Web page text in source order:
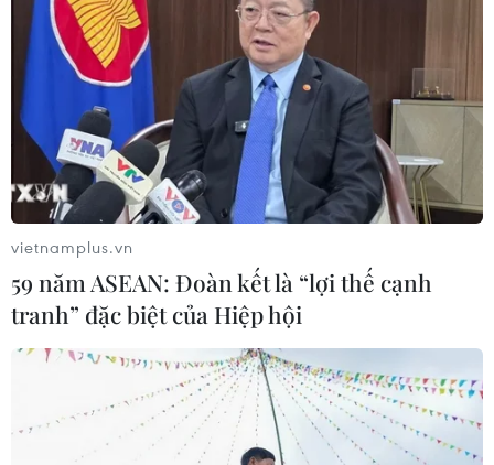
07/07/2026 12:36
Quán triệt chỉ đạo của Thủ tướng Lê Minh Hưng tại buổi
Lễ "tuyệt đối không dừng lại khi hài cốt các liệt sỹ chưa
được quy tập đầy đủ," phấn đấu đạt và vượt chỉ tiêu
đặt ra tại Chiến dịch 500 ngày đêm.
vietnamplus.vn
59 năm ASEAN: Đoàn kết là “lợi thế cạnh
tranh” đặc biệt của Hiệp hội